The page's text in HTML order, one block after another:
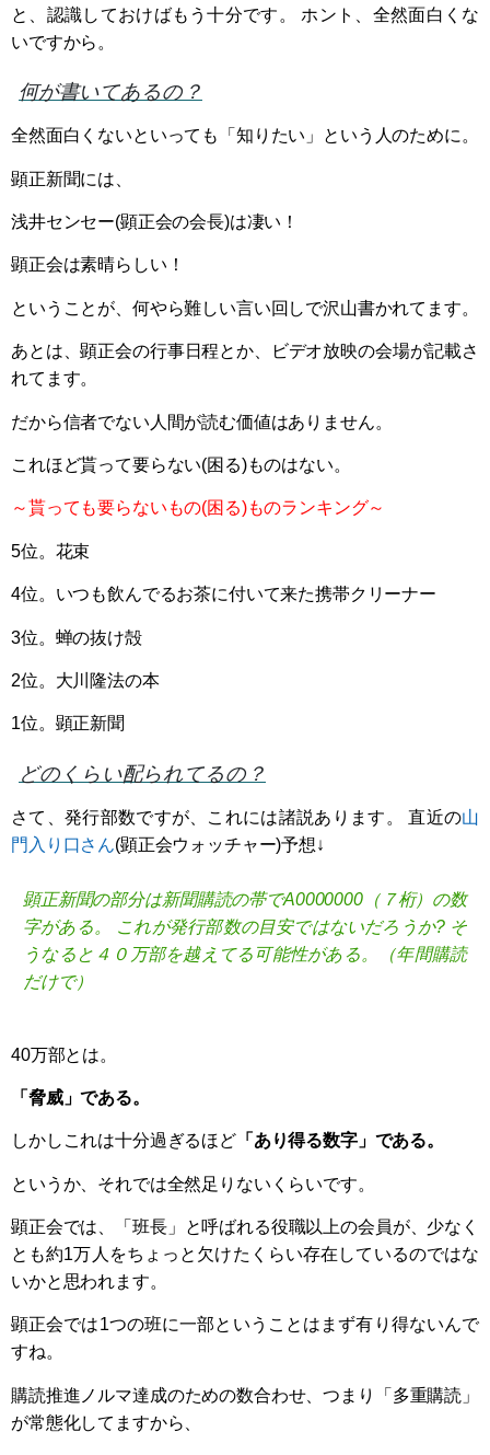
と、認識しておけばもう十分です。 ホント、全然面白くな
いですから。
何が書いてあるの？
全然面白くないといっても「知りたい」という人のために。
顕正新聞には、
浅井センセー(顕正会の会長)は凄い！
顕正会は素晴らしい！
ということが、何やら難しい言い回しで沢山書かれてます。
あとは、顕正会の行事日程とか、ビデオ放映の会場が記載さ
れてます。
だから信者でない人間が読む価値はありません。
これほど貰って要らない(困る)ものはない。
～貰っても要らないもの(困る)ものランキング～
5位。花束
4位。いつも飲んでるお茶に付いて来た携帯クリーナー
3位。蝉の抜け殻
2位。大川隆法の本
1位。顕正新聞
どのくらい配られてるの？
さて、発行部数ですが、これには諸説あります。 直近の山
門入り口さん(顕正会ウォッチャー)予想↓
顕正新聞の部分は新聞購読の帯でA0000000（７桁）の数
字がある。 これが発行部数の目安ではないだろうか? そ
うなると４０万部を越えてる可能性がある。（年間購読
だけで）
40万部とは。
「脅威」である。
しかしこれは十分過ぎるほど「あり得る数字」である。
というか、それでは全然足りないくらいです。
顕正会では、「班長」と呼ばれる役職以上の会員が、少なく
とも約1万人をちょっと欠けたくらい存在しているのではな
いかと思われます。
顕正会では1つの班に一部ということはまず有り得ないんで
すね。
購読推進ノルマ達成のための数合わせ、つまり「多重購読」
が常態化してますから、